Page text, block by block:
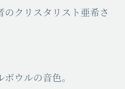
クリスタリスト亜希さ
ウルの音色。